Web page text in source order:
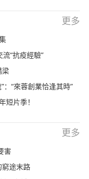
更多
“抗疫經驗”
梁
：“來蓉創業恰逢其時”
短片季！
更多
害
窮途末路